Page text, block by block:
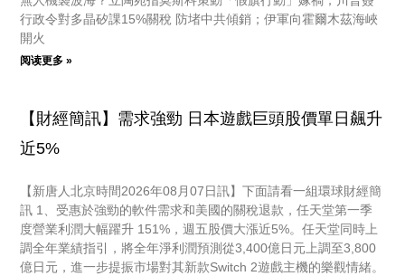
行政令對多晶矽課15%關稅 防堵中共傾銷；伊軍向霍爾木茲海峽
開火
阅读更多 »
【財經簡訊】需求強勁 日本遊戲巨頭股價單日飆升
近5%
【新唐人北京時間2026年08月07日訊】下面請看一組環球財經簡
訊 1、受惠於強勁的軟件需求和美國的關稅退款，任天堂第一季
度營業利潤大幅躍升 151%，週五股價大漲近5%。任天堂同時上
調全年業績指引，將全年淨利潤預測從3,400億日元上調至3,800
億日元，進一步提振市場對其新款Switch 2遊戲主機的樂觀情緒。